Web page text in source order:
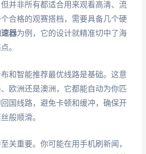
并非所有都适合用来观看高清、流
合格的观赛搭档，需要具备几个硬
器为例，它的设计就精准切中了海
。
和智能推荐最优线路是基础。这意
欧洲还是澳洲，它都能自动为你匹
国线路，避免卡顿和缓冲，确保开
般顺滑。
关重要。你可能在用手机刷新闻，